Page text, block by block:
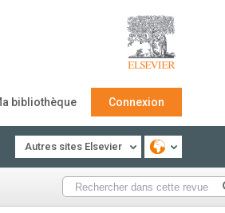
bibliothèque Connexion
Autres sites Elsevier